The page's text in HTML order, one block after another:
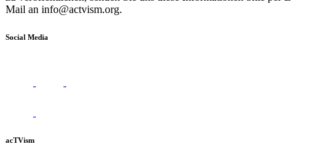
Mail an info@actvism.org.
Social Media
acTVism